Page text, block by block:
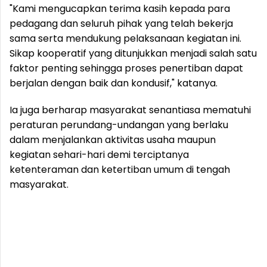
"Kami mengucapkan terima kasih kepada para
pedagang dan seluruh pihak yang telah bekerja
sama serta mendukung pelaksanaan kegiatan ini.
Sikap kooperatif yang ditunjukkan menjadi salah satu
faktor penting sehingga proses penertiban dapat
berjalan dengan baik dan kondusif," katanya.
Ia juga berharap masyarakat senantiasa mematuhi
peraturan perundang-undangan yang berlaku
dalam menjalankan aktivitas usaha maupun
kegiatan sehari-hari demi terciptanya
ketenteraman dan ketertiban umum di tengah
masyarakat.